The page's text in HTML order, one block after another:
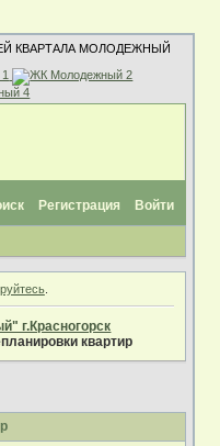
КВАРТАЛА МОЛОДЕЖНЫЙ
Регистрация Войти
.
г.Красногорск
квартир